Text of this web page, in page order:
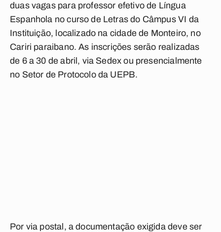
duas vagas para professor efetivo de Língua
Espanhola no curso de Letras do Câmpus VI da
Instituição, localizado na cidade de Monteiro, no
Cariri paraibano. As inscrições serão realizadas
de 6 a 30 de abril, via Sedex ou presencialmente
no Setor de Protocolo da UEPB.
Por via postal, a documentação exigida deve ser